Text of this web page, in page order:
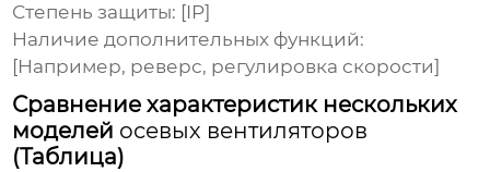
Степень защиты: [IP]
Наличие дополнительных функций:
[Например, реверс, регулировка скорости]
Сравнение характеристик нескольких
моделей осевых вентиляторов
(Таблица)